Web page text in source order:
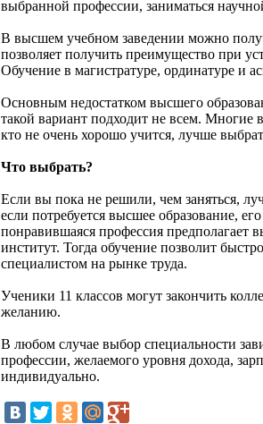
выбранной профессии, заниматься
В высшем учебном заведении можно
позволяет получить преимущество при
Обучение в магистратуре, ординатуре и
Основным недостатком высшего
такой вариант подходит не всем. Многие
кто не очень хорошо учится, лучше
Что выбрать?
Если вы пока не решили, чем заняться,
если потребуется высшее образование,
понравившаяся профессия предполагает
институт. Тогда обучение позволит
специалистом на рынке труда.
Ученики 11 классов могут закончить
желанию.
В любом случае выбор специальности
профессии, желаемого уровня дохода,
индивидуально.